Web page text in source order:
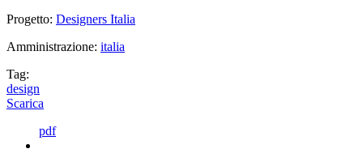
Progetto: Designers Italia
Amministrazione: italia
Tag:
design
Scarica
pdf